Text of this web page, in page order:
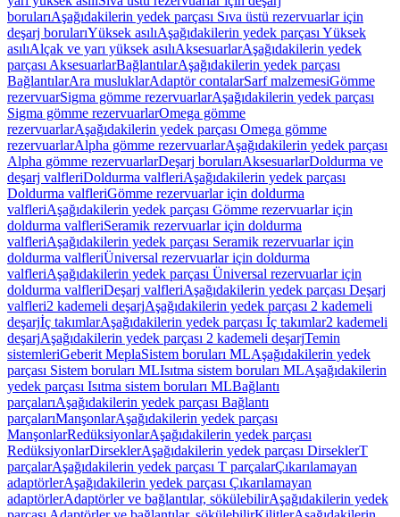
borularıAşağıdakilerin yedek parçası Sıva üstü rezervuarlar için
deşarj borularıYüksek asılıAşağıdakilerin yedek parçası Yüksek
asılıAlçak ve yarı yüksek asılıAksesuarlarAşağıdakilerin yedek
parçası AksesuarlarBağlantılarAşağıdakilerin yedek parçası
BağlantılarAra musluklarAdaptör contalarSarf malzemesiGömme
rezervuarSigma gömme rezervuarlarAşağıdakilerin yedek parçası
Sigma gömme rezervuarlarOmega gömme
rezervuarlarAşağıdakilerin yedek parçası Omega gömme
rezervuarlarAlpha gömme rezervuarlarAşağıdakilerin yedek parçası
Alpha gömme rezervuarlarDeşarj borularıAksesuarlarDoldurma ve
deşarj valfleriDoldurma valfleriAşağıdakilerin yedek parçası
Doldurma valfleriGömme rezervuarlar için doldurma
valfleriAşağıdakilerin yedek parçası Gömme rezervuarlar için
doldurma valfleriSeramik rezervuarlar için doldurma
valfleriAşağıdakilerin yedek parçası Seramik rezervuarlar için
doldurma valfleriÜniversal rezervuarlar için doldurma
valfleriAşağıdakilerin yedek parçası Üniversal rezervuarlar için
doldurma valfleriDeşarj valfleriAşağıdakilerin yedek parçası Deşarj
valfleri2 kademeli deşarjAşağıdakilerin yedek parçası 2 kademeli
deşarjİç takımlarAşağıdakilerin yedek parçası İç takımlar2 kademeli
deşarjAşağıdakilerin yedek parçası 2 kademeli deşarjTemin
sistemleriGeberit MeplaSistem boruları MLAşağıdakilerin yedek
parçası Sistem boruları MLIsıtma sistem boruları MLAşağıdakilerin
yedek parçası Isıtma sistem boruları MLBağlantı
parçalarıAşağıdakilerin yedek parçası Bağlantı
parçalarıManşonlarAşağıdakilerin yedek parçası
ManşonlarRedüksiyonlarAşağıdakilerin yedek parçası
RedüksiyonlarDirseklerAşağıdakilerin yedek parçası DirseklerT
parçalarAşağıdakilerin yedek parçası T parçalarÇıkarılamayan
adaptörlerAşağıdakilerin yedek parçası Çıkarılamayan
adaptörlerAdaptörler ve bağlantılar, sökülebilirAşağıdakilerin yedek